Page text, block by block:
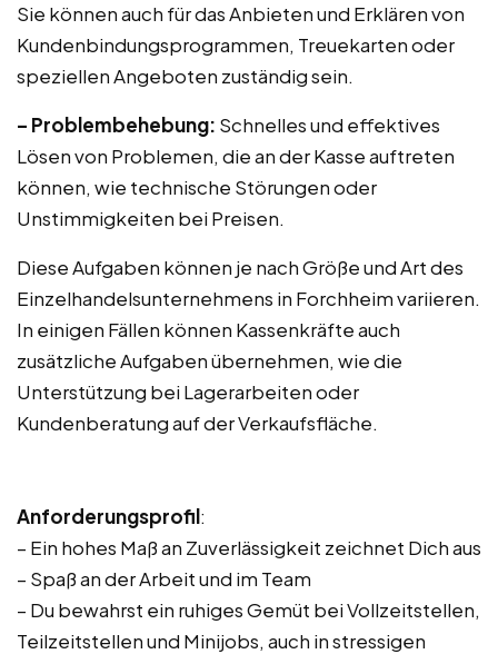
Sie können auch für das Anbieten und Erklären von
Kundenbindungsprogrammen, Treuekarten oder
speziellen Angeboten zuständig sein.
– Problembehebung: Schnelles und effektives
Lösen von Problemen, die an der Kasse auftreten
können, wie technische Störungen oder
Unstimmigkeiten bei Preisen.
Diese Aufgaben können je nach Größe und Art des
Einzelhandelsunternehmens in Forchheim variieren.
In einigen Fällen können Kassenkräfte auch
zusätzliche Aufgaben übernehmen, wie die
Unterstützung bei Lagerarbeiten oder
Kundenberatung auf der Verkaufsfläche.
Anforderungsprofil:
– Ein hohes Maß an Zuverlässigkeit zeichnet Dich aus
– Spaß an der Arbeit und im Team
– Du bewahrst ein ruhiges Gemüt bei Vollzeitstellen,
Teilzeitstellen und Minijobs, auch in stressigen